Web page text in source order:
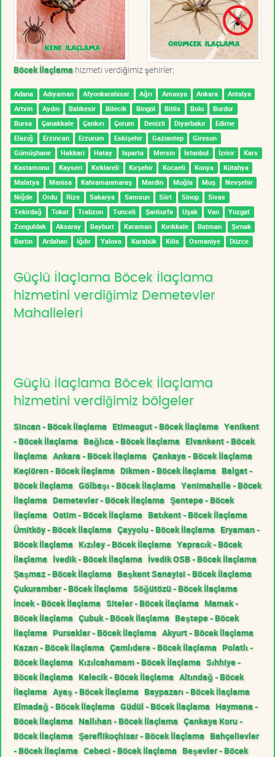
Böcek İlaçlama hizmeti verdiğimiz şehirler;
Adana Adıyaman Afyonkarahisar Ağrı Amasya Ankara
Antalya
Artvin
Aydın Balıkesir Bilecik Bingöl Bitlis Bolu
Burdur
Bursa
Çanakkale Çankırı Çorum Denizli Diyarbakır
Edirne
Elazığ
Erzincan Erzurum Eskişehir Gaziantep
Giresun
Gümüşhane
Hakkari Hatay Isparta Mersin İstanbul İzmir
Kars
Kastamonu
Kayseri Kırklareli Kırşehir Kocaeli Konya
Kütahya
Malatya
Manisa Kahramanmaraş Mardin Muğla Muş
Nevşehir
Niğde
Ordu Rize Sakarya Samsun Siirt Sinop
Sivas
Tekirdağ
Tokat Trabzon Tunceli Şanlıurfa Uşak Van
Yozgat
Zonguldak
Aksaray Bayburt Karaman Kırıkkale Batman
Şırnak
Bartın
Ardahan Iğdır Yalova Karabük Kilis Osmaniye Düzce
Güçlü İlaçlama Böcek İlaçlama
hizmetini verdiğimiz Demetevler
Mahalleleri
Güçlü İlaçlama Böcek İlaçlama
hizmetini verdiğimiz bölgeler
Sincan - Böcek İlaçlama Etimesgut - Böcek İlaçlama Yenikent
- Böcek İlaçlama Bağlıca - Böcek İlaçlama Elvankent - Böcek
İlaçlama Ankara - Böcek İlaçlama Çankaya - Böcek İlaçlama
Keçiören - Böcek İlaçlama Dikmen - Böcek İlaçlama Balgat -
Böcek İlaçlama Gölbaşı - Böcek İlaçlama Yenimahalle - Böcek
İlaçlama Demetevler - Böcek İlaçlama Şentepe - Böcek
İlaçlama Ostim - Böcek İlaçlama Batıkent - Böcek İlaçlama
Ümitköy - Böcek İlaçlama Çayyolu - Böcek İlaçlama Eryaman -
Böcek İlaçlama Kızılay - Böcek İlaçlama Yapracık - Böcek
İlaçlama İvedik - Böcek İlaçlama İvedik OSB - Böcek İlaçlama
Şaşmaz - Böcek İlaçlama Başkent Sanayisi - Böcek İlaçlama
Çukurambar - Böcek İlaçlama Söğütözü - Böcek İlaçlama
İncek - Böcek İlaçlama Siteler - Böcek İlaçlama Mamak -
Böcek İlaçlama Çubuk - Böcek İlaçlama Beştepe - Böcek
İlaçlama Pursaklar - Böcek İlaçlama Akyurt - Böcek İlaçlama
Kazan - Böcek İlaçlama Çamlıdere - Böcek İlaçlama Polatlı -
Böcek İlaçlama Kızılcahamam - Böcek İlaçlama Sıhhiye -
Böcek İlaçlama Kalecik - Böcek İlaçlama Altındağ - Böcek
İlaçlama Ayaş - Böcek İlaçlama Baypazarı - Böcek İlaçlama
Elmadağ - Böcek İlaçlama Güdül - Böcek İlaçlama Haymana -
Böcek İlaçlama Nallıhan - Böcek İlaçlama Çankaya Koru -
Böcek İlaçlama Şereflikoçhisar - Böcek İlaçlama Bahçelievler
- Böcek İlaçlama Cebeci - Böcek İlaçlama Beşevler - Böcek